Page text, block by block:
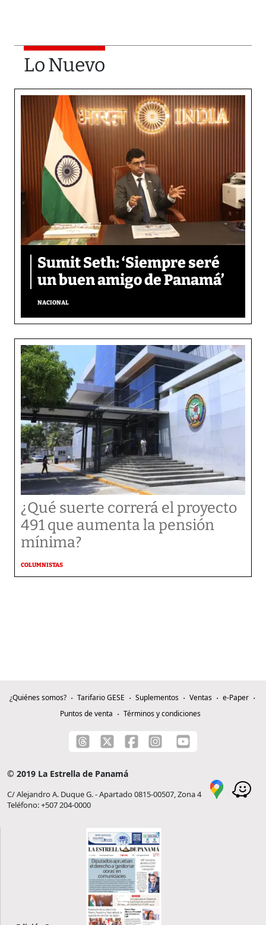
Lo Nuevo
Sumit Seth: ‘Siempre seré
un buen amigo de Panamá’
NACIONAL
¿Qué suerte correrá el proyecto
491 que aumenta la pensión
mínima?
COLUMNISTAS
¿Quiénes somos? Tarifario GESE Suplementos Ventas
e-Paper
Puntos de venta
Términos y condiciones
© 2019 La Estrella de Panamá
C/ Alejandro A. Duque G. - Apartado 0815-00507, Zona 4
Teléfono: +507 204-0000